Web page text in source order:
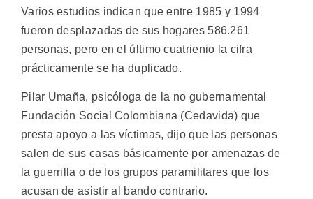
Varios estudios indican que entre 1985 y 1994
fueron desplazadas de sus hogares 586.261
personas, pero en el último cuatrienio la cifra
prácticamente se ha duplicado.
Pilar Umaña, psicóloga de la no gubernamental
Fundación Social Colombiana (Cedavida) que
presta apoyo a las víctimas, dijo que las personas
salen de sus casas básicamente por amenazas de
la guerrilla o de los grupos paramilitares que los
acusan de asistir al bando contrario.